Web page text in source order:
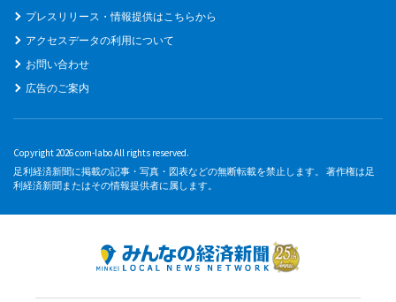
プレスリリース・情報提供はこちらから
アクセスデータの利用について
お問い合わせ
広告のご案内
Copyright 2026 com-labo All rights reserved.
足利経済新聞に掲載の記事・写真・図表などの無断転載を禁止します。 著作権は足
利経済新聞またはその情報提供者に属します。